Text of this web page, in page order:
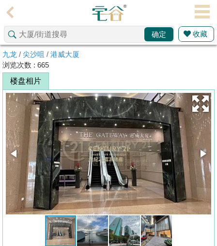
理
主
页
搵
楼/
成
交
业
主
放
盘
宅
谷
按
确定 收藏
九龙 / 尖沙咀 / 港威大厦
浏览次数 : 665
楼盘相片